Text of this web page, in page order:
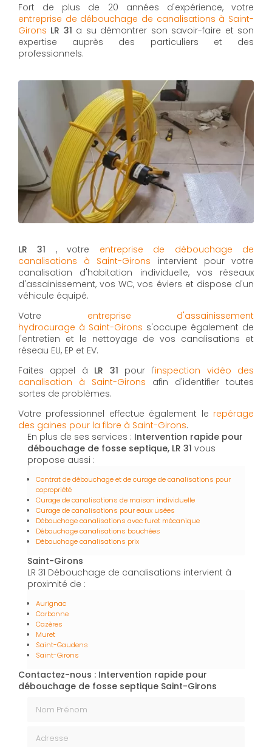
Fort de plus de 20 années d'expérience, votre
entreprise de débouchage de canalisations à Saint-
Girons LR 31 a su démontrer son savoir-faire et son
expertise auprès des particuliers et des
professionnels.
LR 31 , votre entreprise de débouchage de
canalisations à Saint-Girons intervient pour votre
canalisation d'habitation individuelle, vos réseaux
d'assainissement, vos WC, vos éviers et dispose d'un
véhicule équipé.
Votre entreprise d'assainissement
hydrocurage à Saint-Girons s'occupe également de
l'entretien et le nettoyage de vos canalisations et
réseau EU, EP et EV.
Faites appel à LR 31 pour l'inspection vidéo des
canalisation à Saint-Girons afin d'identifier toutes
sortes de problèmes.
Votre professionnel effectue également le repérage
des gaines pour la fibre à Saint-Girons.
En plus de ses services : Intervention rapide pour
débouchage de fosse septique, LR 31 vous
propose aussi :
Contrat de débouchage et de curage de canalisations pour
copropriété
Curage de canalisations de maison individuelle
Curage de canalisations pour eaux usées
Débouchage canalisations avec furet mécanique
Débouchage canalisations bouchées
Débouchage canalisations prix
Saint-Girons
LR 31 Débouchage de canalisations intervient à
proximité de :
Aurignac
Carbonne
Cazères
Muret
Saint-Gaudens
Saint-Girons
Contactez-nous : Intervention rapide pour
débouchage de fosse septique Saint-Girons